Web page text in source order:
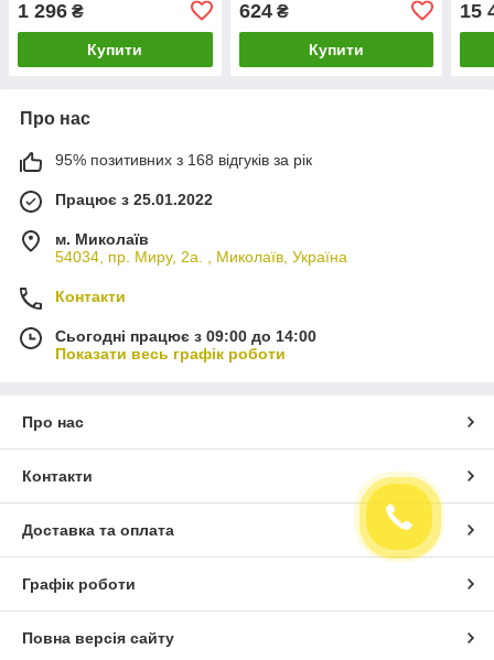
1 296 ₴
Купити
624₴
Купити
15
Про нас
95% позитивних з 168 відгуків за рік
Працює з 25.01.2022
м. Миколаїв
54034, пр. Миру, 2а. , Миколаїв, Україна
Контакти
Сьогодні працює з 09:00 до 14:00
Показати весь графік роботи
Про нас
Контакти
Доставка та оплата
Графік роботи
Повна версія сайту